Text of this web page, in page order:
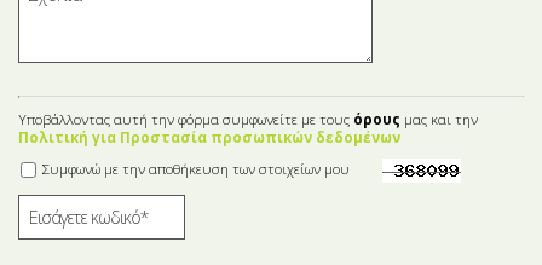
Υποβάλλοντας αυτή την φόρμα συμφωνείτε με τους όρους μας και την
Πολιτική για Προστασία προσωπικών δεδομένων
Συμφωνώ με την αποθήκευση των στοιχείων μου